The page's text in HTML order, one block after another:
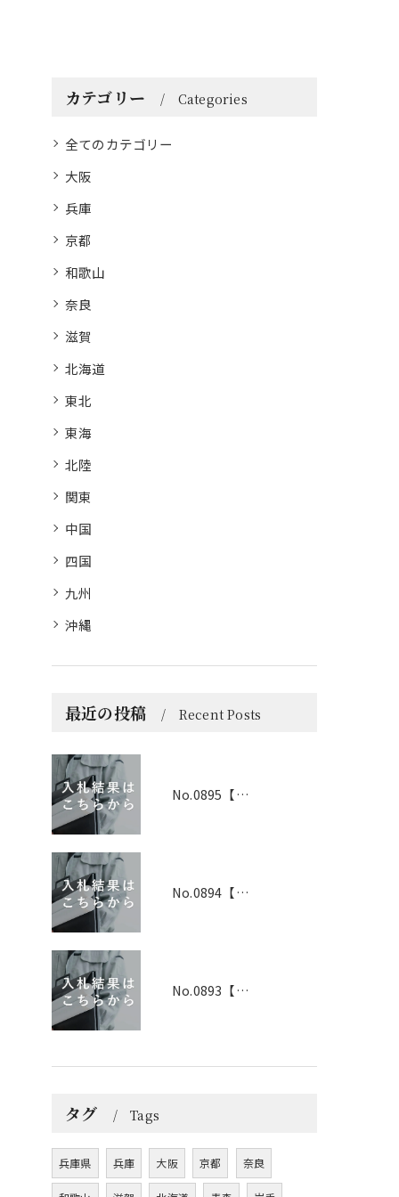
カテゴリー Categories
全てのカテゴリー
大阪
兵庫
京都
和歌山
奈良
滋賀
北海道
東北
東海
北陸
関東
中国
四国
九州
沖縄
最近の投稿 Recent Posts
No.0895【京都】2026年6月1日 入札結果
No.0894【兵庫】2026年3月19日 入札結果
No.0893【兵庫】2026年3月25日 入札結果
タグ Tags
兵庫県 兵庫 大阪 京都 奈良